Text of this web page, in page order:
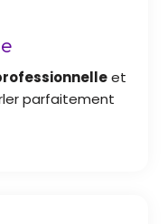
et
parfaitement